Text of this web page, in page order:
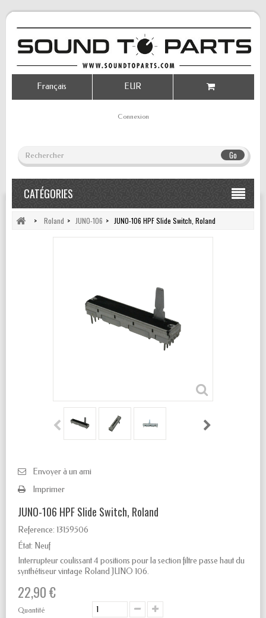
Go
Connexion
EUR
Français
CATÉGORIES
> Roland > JUNO-106 > JUNO-106 HPF Slide Switch, Roland
Envoyer à un ami
Imprimer
JUNO-106 HPF Slide Switch, Roland
Reference: 13159506
État: Neuf
Interrupteur coulissant 4 positions pour la section filtre passe haut du
synthétiseur vintage Roland JUNO 106.
22,90 €
Quantité